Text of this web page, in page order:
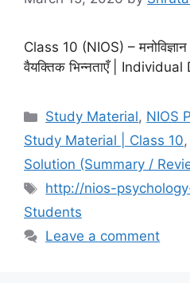
Class 10 (NIOS) –
वैयक्तिक भिन्नताएँ |
Study Material, NIOS
Study Material | Class 10,
Solution (Summary /
http://nios-
Students
Leave a comment